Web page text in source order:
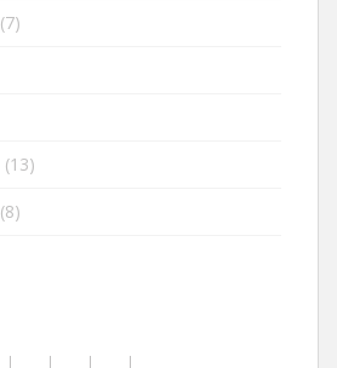
(7)
(13)
(8)